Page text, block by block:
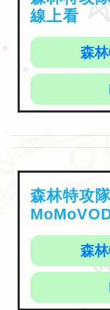
線上看
森
森林特攻
森